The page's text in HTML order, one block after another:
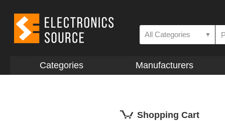
All Categories ▼
Categories Manufacturers
Shopping Cart